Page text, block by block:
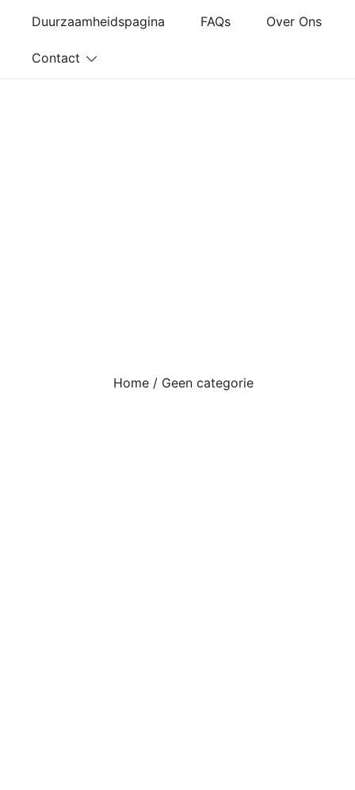
Duurzaamheidspagina FAQs Over Ons
Contact
Home / Geen categorie